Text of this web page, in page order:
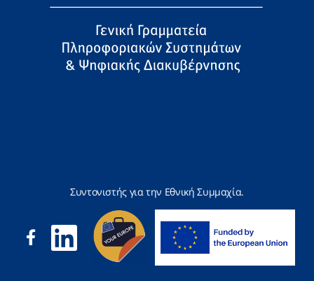
Συντονιστής για την Εθνική Συμμαχία.